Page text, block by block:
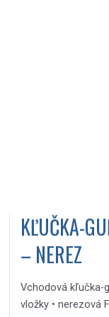
KĽUČKA-
– NEREZ
Vchodová kľučka-
vložky • nerezová